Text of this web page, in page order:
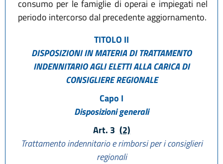
consumo per le famiglie di operai e impiegati nel
periodo intercorso dal precedente aggiornamento.
TITOLO II
DISPOSIZIONI IN MATERIA DI TRATTAMENTO
INDENNITARIO AGLI ELETTI ALLA CARICA DI
CONSIGLIERE REGIONALE
Capo I
Disposizioni generali
Art. 3 (2)
Trattamento indennitario e rimborsi per i consiglieri
regionali